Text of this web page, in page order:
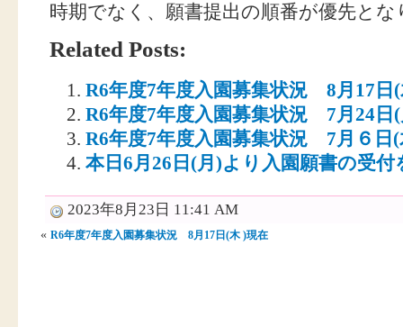
時期でなく、願書提出の順番が優先とな
Related Posts:
R6年度7年度入園募集状況 8月17日(
R6年度7年度入園募集状況 7月24日
R6年度7年度入園募集状況 7月６日(
本日6月26日(月)より入園願書の受
2023年8月23日 11:41 AM
« R6年度7年度入園募集状況 8月17日(木 )現在